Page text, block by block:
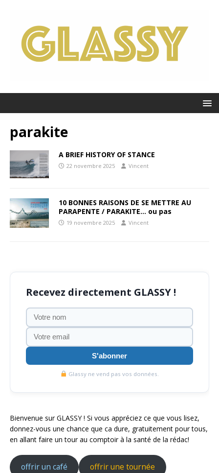
parakite
A BRIEF HISTORY OF STANCE
22 novembre 2025 Vincent
10 BONNES RAISONS DE SE METTRE AU
PARAPENTE / PARAKITE… ou pas
19 novembre 2025 Vincent
Recevez directement GLASSY !
S'abonner
Glassy ne vend pas vos données.
Bienvenue sur GLASSY ! Si vous appréciez ce que vous lisez,
donnez-vous une chance que ca dure, gratuitement pour tous,
en allant faire un tour au comptoir à la santé de la rédac!
offrir un café offrir une tournée